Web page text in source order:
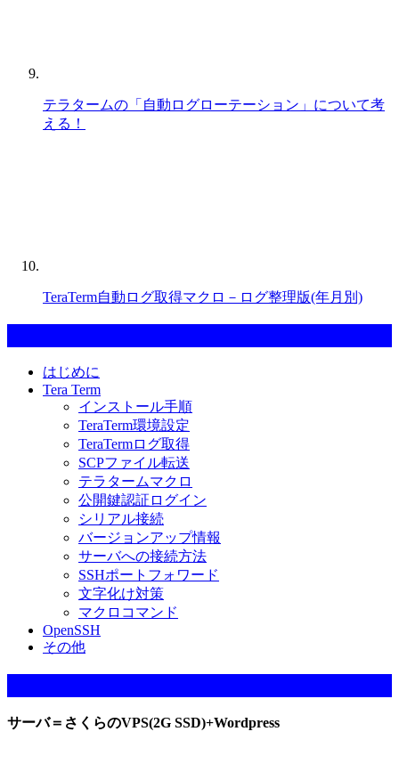
テラタームの「自動ログローテーション」について考
える！
TeraTerm自動ログ取得マクロ－ログ整理版(年月別)
はじめに
Tera Term
インストール手順
TeraTerm環境設定
TeraTermログ取得
SCPファイル転送
テラタームマクロ
公開鍵認証ログイン
シリアル接続
バージョンアップ情報
サーバへの接続方法
SSHポートフォワード
文字化け対策
マクロコマンド
OpenSSH
その他
サーバ＝さくらのVPS(2G SSD)+Wordpress